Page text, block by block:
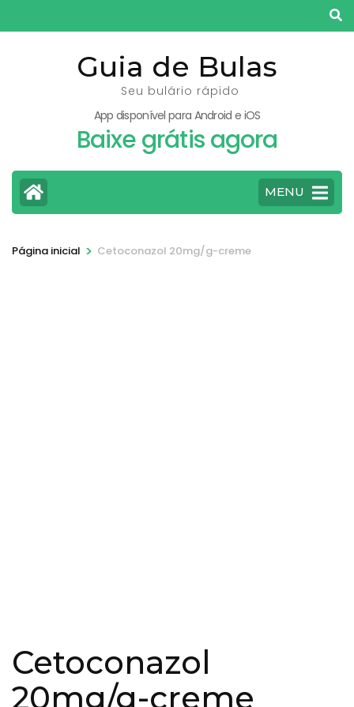
para
Guia de Bulas
Seu bulário rápido
App disponível para Android e iOS
Baixe grátis agora
MENU
Página inicial > Cetoconazol 20mg/g-creme
Cetoconazol
20mg/g-creme